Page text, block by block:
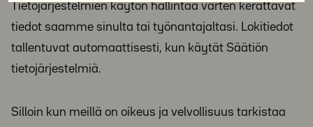
Tietojärjestelmien käytön hallintaa varten kerättävät
tiedot saamme sinulta tai työnantajaltasi. Lokitiedot
tallentuvat automaattisesti, kun käytät Säätiön
tietojärjestelmiä.
Silloin kun meillä on oikeus ja velvollisuus tarkistaa